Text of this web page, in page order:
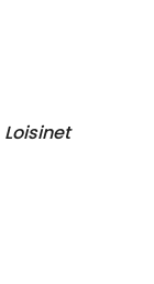
Loisinet